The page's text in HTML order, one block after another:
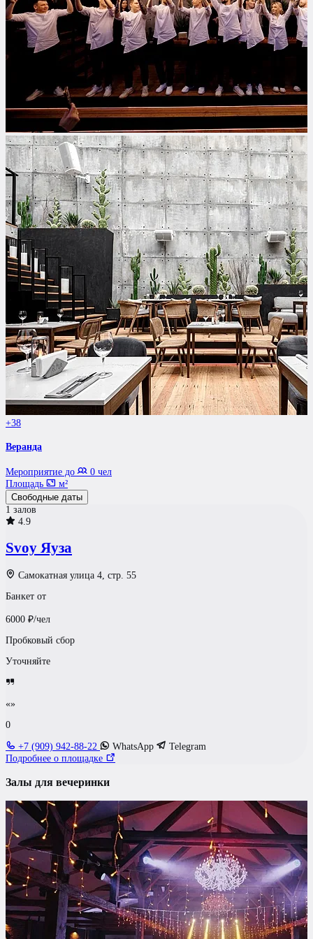
+38
Веранда
Мероприятие до
0 чел
Площадь
м²
Свободные даты
1 залов
4.9
Svoy Яуза
Самокатная улица 4, стр. 55
Банкет от
6000 ₽/чел
Пробковый сбор
Уточняйте
«»
0
+7 (909) 942-88-22 WhatsApp
Telegram
Подробнее о площадке
Залы для вечеринки